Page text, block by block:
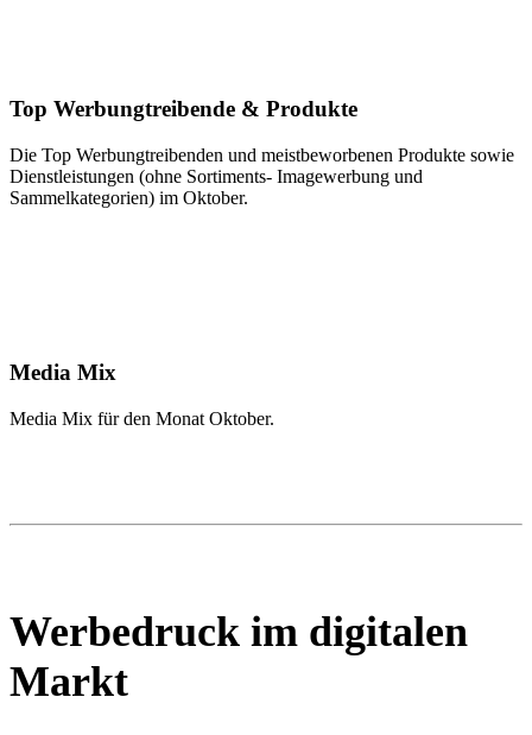
Top Werbungtreibende & Produkte
Die Top Werbungtreibenden und meistbeworbenen Produkte sowie
Dienstleistungen (ohne Sortiments- Imagewerbung und
Sammelkategorien) im Oktober.
Media Mix
Media Mix für den Monat Oktober.
Werbedruck im digitalen
Markt